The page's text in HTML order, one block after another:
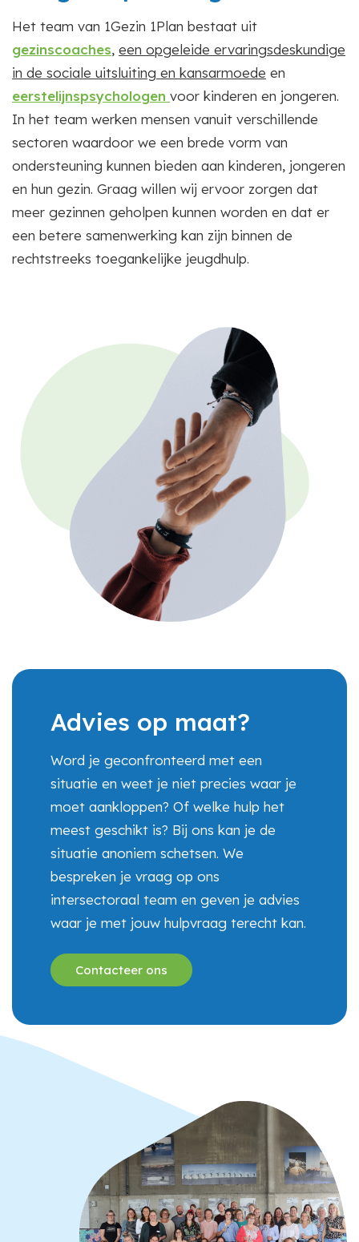
Het team van 1Gezin 1Plan bestaat uit
gezinscoaches, een opgeleide ervaringsdeskundige
in de sociale uitsluiting en kansarmoede en
eerstelijnspsychologen voor kinderen en jongeren.
In het team werken mensen vanuit verschillende
sectoren waardoor we een brede vorm van
ondersteuning kunnen bieden aan kinderen, jongeren
en hun gezin. Graag willen wij ervoor zorgen dat
meer gezinnen geholpen kunnen worden en dat er
een betere samenwerking kan zijn binnen de
rechtstreeks toegankelijke jeugdhulp.
Advies op maat?
Word je geconfronteerd met een
situatie en weet je niet precies waar je
moet aankloppen? Of welke hulp het
meest geschikt is? Bij ons kan je de
situatie anoniem schetsen. We
bespreken je vraag op ons
intersectoraal team en geven je advies
waar je met jouw hulpvraag terecht kan.
Contacteer ons